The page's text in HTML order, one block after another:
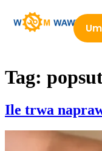
treści
Tag:
Ile trwa